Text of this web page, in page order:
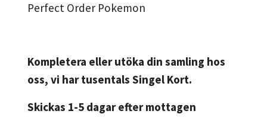
Perfect Order Pokemon
Kompletera eller utöka din samling hos
oss, vi har tusentals Singel Kort.
Skickas 1-5 dagar efter mottagen